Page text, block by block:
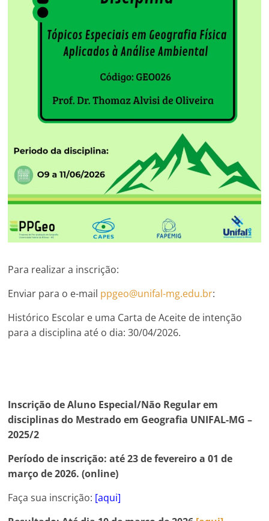
Para realizar a inscrição:
Enviar para o e-mail ppgeo@unifal-mg.edu.br:
Histórico Escolar e uma Carta de Aceite de intenção
para a disciplina até o dia: 30/04/2026.
Inscrição de Aluno Especial/Não Regular em
disciplinas do Mestrado em Geografia UNIFAL-MG –
2025/2
Período de inscrição: até 23 de fevereiro a 01 de
março de 2026. (online)
Faça sua inscrição: [aqui]